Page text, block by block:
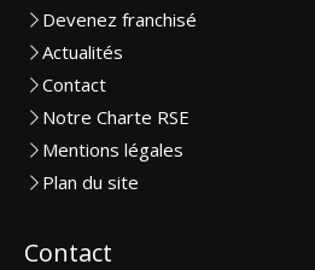
Devenez franchisé
Actualités
Contact
Notre Charte RSE
Mentions légales
Plan du site
Contact